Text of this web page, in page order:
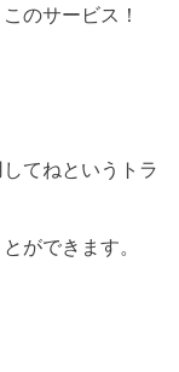
のサービス！
てねというトラ
ができます。